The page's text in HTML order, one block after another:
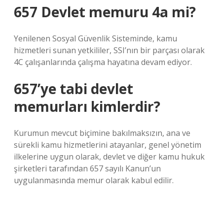
657 Devlet memuru 4a mi?
Yenilenen Sosyal Güvenlik Sisteminde, kamu
hizmetleri sunan yetkililer, SSI’nın bir parçası olarak
4C çalışanlarında çalışma hayatına devam ediyor.
657’ye tabi devlet
memurları kimlerdir?
Kurumun mevcut biçimine bakılmaksızın, ana ve
sürekli kamu hizmetlerini atayanlar, genel yönetim
ilkelerine uygun olarak, devlet ve diğer kamu hukuk
şirketleri tarafından 657 sayılı Kanun’un
uygulanmasında memur olarak kabul edilir.